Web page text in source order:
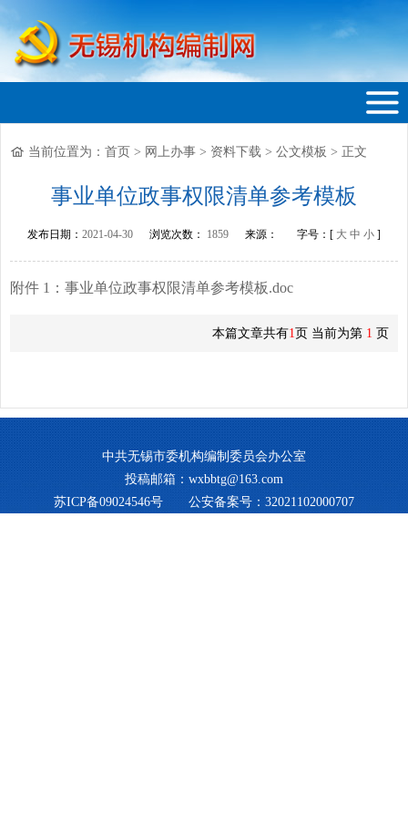
无锡机构编制网
当前位置为： 首页 > 网上办事 > 资料下载 > 公文模板 > 正文
事业单位政事权限清单参考模板
发布日期： 2021-04-30 浏览次数： 1859 来源： 字号：[ 大 中 小 ]
附件 1：事业单位政事权限清单参考模板.doc
本篇文章共有1页 当前为第 1 页
中共无锡市委机构编制委员会办公室
投稿邮箱：wxbbtg@163.com
苏ICP备09024546号
公安备案号：32021102000707